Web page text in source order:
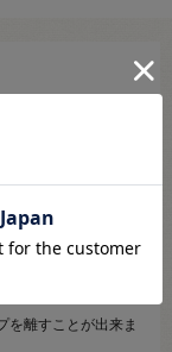
す。
タイプになりま
を離すことが出来ま